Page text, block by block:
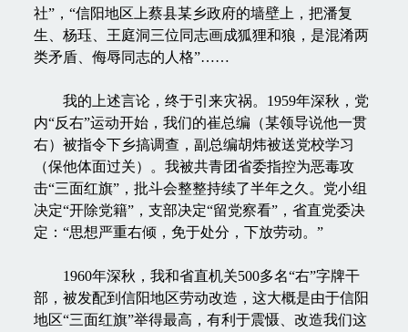
社”，“信阳地区上蔡县某乡政府的墙壁上，把潘复
生、杨珏、王庭洞三位同志画成狐狸和狼，是混淆两
类矛盾、侮辱同志的人格”……
我的上述言论，终于引来灾祸。1959年深秋，党
内“反右”运动开始，我们的崔总编（某领导说他一贯
右）被指令下乡搞调查，副总编胡炜被送党校学习
（保他体面过关）。我被共青团省委指控为恶毒攻
击“三面红旗”，批斗会整整持续了半年之久。党小组
决定“开除党籍”，支部决定“留党察看”，省直党委决
定：“思想严重右倾，免于处分，下放劳动。”
1960年深秋，我和省直机关500多名“右”字牌干
部，被发配到信阳地区劳动改造，这大概是由于信阳
地区“三面红旗”举得最高，有利于震慑、改造我们这